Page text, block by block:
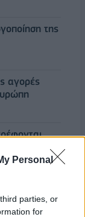
Personal
parties, or
for
της
αγορές
Γενικός